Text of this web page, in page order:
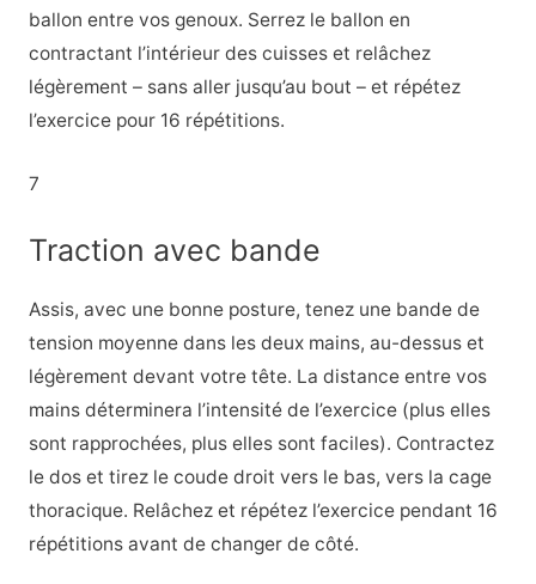
ballon entre vos genoux. Serrez le ballon en
contractant l’intérieur des cuisses et relâchez
légèrement – sans aller jusqu’au bout – et répétez
l’exercice pour 16 répétitions.
7
Traction avec bande
Assis, avec une bonne posture, tenez une bande de
tension moyenne dans les deux mains, au-dessus et
légèrement devant votre tête. La distance entre vos
mains déterminera l’intensité de l’exercice (plus elles
sont rapprochées, plus elles sont faciles). Contractez
le dos et tirez le coude droit vers le bas, vers la cage
thoracique. Relâchez et répétez l’exercice pendant 16
répétitions avant de changer de côté.